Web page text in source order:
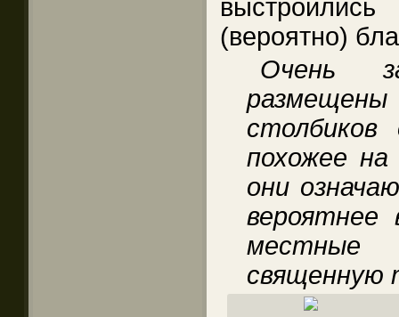
(вероятно)
Очень
похожее
они
вероятнее
местные
священную